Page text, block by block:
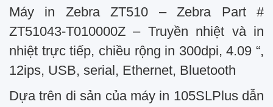
Máy in Zebra ZT510 – Zebra Part #
ZT51043-T010000Z – Truyền nhiệt và in
nhiệt trực tiếp, chiều rộng in 300dpi, 4.09 “,
12ips, USB, serial, Ethernet, Bluetooth
Dựa trên di sản của máy in 105SLPlus dẫn